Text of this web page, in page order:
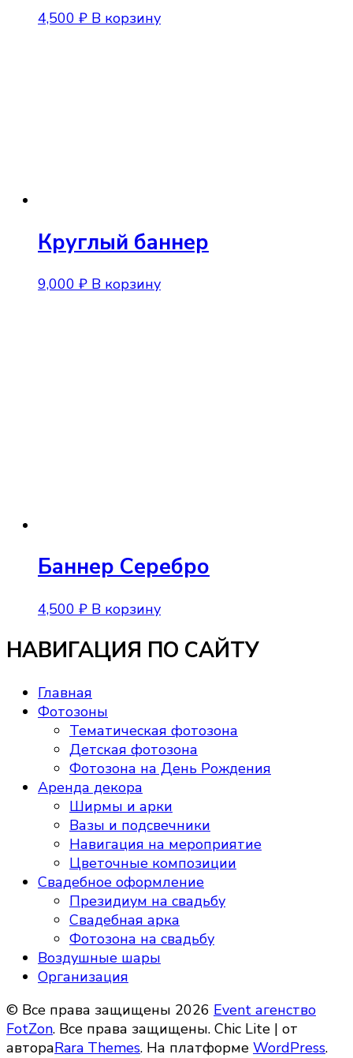
4,500 ₽ В корзину
Круглый баннер
9,000 ₽ В корзину
Баннер Серебро
4,500 ₽ В корзину
НАВИГАЦИЯ ПО САЙТУ
Главная
Фотозоны
Тематическая фотозона
Детская фотозона
Фотозона на День Рождения
Аренда декора
Ширмы и арки
Вазы и подсвечники
Навигация на мероприятие
Цветочные композиции
Свадебное оформление
Президиум на свадьбу
Свадебная арка
Фотозона на свадьбу
Воздушные шары
Организация
© Все права защищены 2026 Event агенство
FotZon. Все права защищены. Chic Lite | от
автораRara Themes. На платформе WordPress.